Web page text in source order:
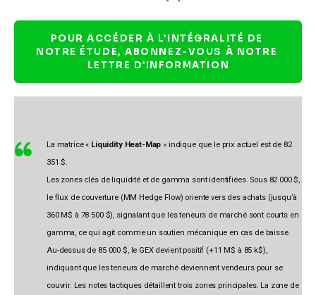
POUR ACCÉDER À L’INTÉGRALITÉ DE
NOTRE ÉTUDE, ABONNEZ-VOUS À NOTRE
LETTRE D’INFORMATION
La matrice « Liquidity Heat-Map » indique que le prix actuel est de 82
351 $.
Les zones clés de liquidité et de gamma sont identifiées. Sous 82 000 $,
le flux de couverture (MM Hedge Flow) oriente vers des achats (jusqu’à
360 M$ à 78 500 $), signalant que les teneurs de marché sont courts en
gamma, ce qui agit comme un soutien mécanique en cas de baisse.
Au-dessus de 85 000 $, le GEX devient positif (+11 M$ à 85 k$),
indiquant que les teneurs de marché deviennent vendeurs pour se
couvrir. Les notes tactiques détaillent trois zones principales. La zone de